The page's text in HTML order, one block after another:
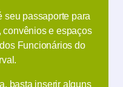
seu passaporte para
convênios e espaços
Funcionários do
basta inserir alguns